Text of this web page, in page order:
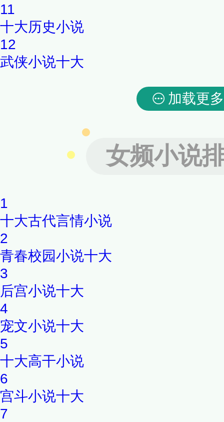
11
十大历史小说
12
武侠小说十大
加载更多
女频小说
1
十大古代言情小说
2
青春校园小说十大
3
后宫小说十大
4
宠文小说十大
5
十大高干小说
6
宫斗小说十大
7